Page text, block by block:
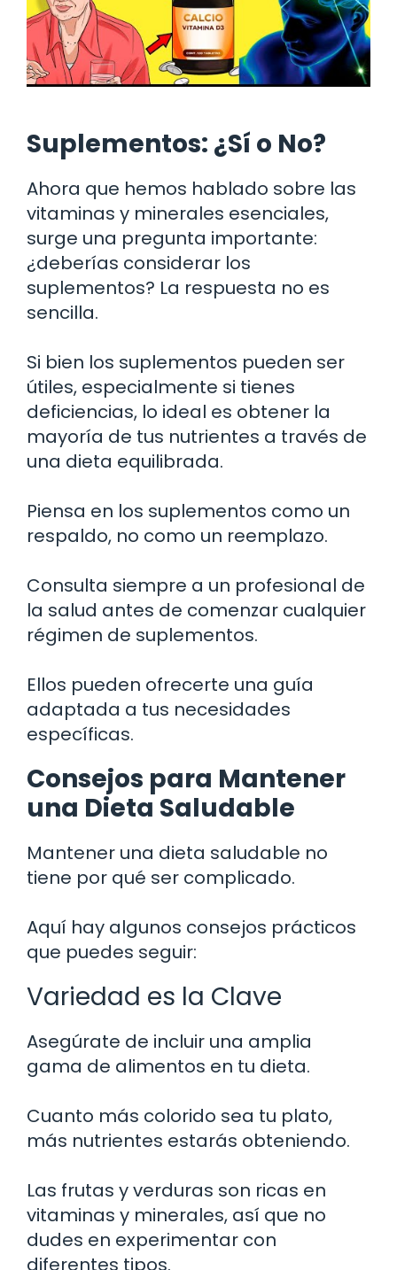
Suplementos: ¿Sí o No?
Ahora que hemos hablado sobre las
vitaminas y minerales esenciales,
surge una pregunta importante:
¿deberías considerar los
suplementos? La respuesta no es
sencilla.
Si bien los suplementos pueden ser
útiles, especialmente si tienes
deficiencias, lo ideal es obtener la
mayoría de tus nutrientes a través de
una dieta equilibrada.
Piensa en los suplementos como un
respaldo, no como un reemplazo.
Consulta siempre a un profesional de
la salud antes de comenzar cualquier
régimen de suplementos.
Ellos pueden ofrecerte una guía
adaptada a tus necesidades
específicas.
Consejos para Mantener
una Dieta Saludable
Mantener una dieta saludable no
tiene por qué ser complicado.
Aquí hay algunos consejos prácticos
que puedes seguir:
Variedad es la Clave
Asegúrate de incluir una amplia
gama de alimentos en tu dieta.
Cuanto más colorido sea tu plato,
más nutrientes estarás obteniendo.
Las frutas y verduras son ricas en
vitaminas y minerales, así que no
dudes en experimentar con
diferentes tipos.